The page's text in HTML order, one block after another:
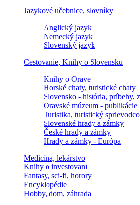
Jazykové učebnice, slovníky
Anglický jazyk
Nemecký jazyk
Slovenský jazyk
Cestovanie, Knihy o Slovensku
Knihy o Orave
Horské chaty, turistické chaty
Slovensko - história, príbehy,
Oravské múzeum - publikácie
Turistika, turistický
Slovenské hrady a zámky
České hrady a zámky
Hrady a zámky - Európa
Medicína, lekárstvo
Knihy o investovaní
Fantasy, sci-fi, horory
Encyklopédie
Hobby, dom, záhrada